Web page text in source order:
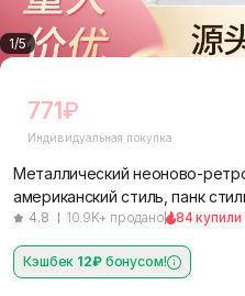
1/5
Металлический неоново-
американский стиль, панк
4.8 10.9K+ продано 84 купили
Кэшбек 12₽бонусом!
771₽
Индивидуальная покупка